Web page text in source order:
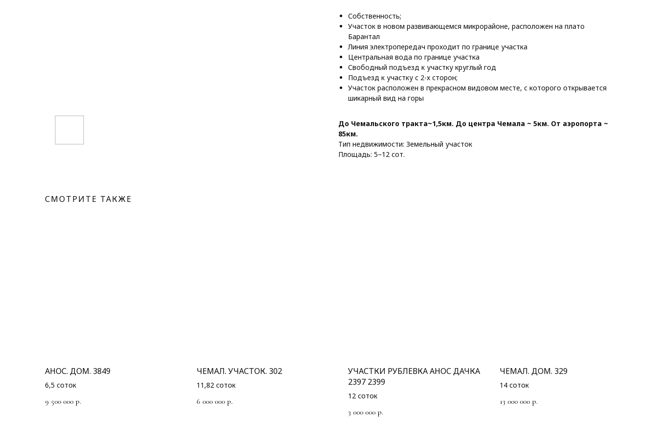
Собственность;
Участок в новом развивающемся микрорайоне, расположен на плато
Барантал
Линия электропередач проходит по границе участка
Центральная вода по границе участка
Свободный подъезд к участку круглый год
Подъезд к участку с 2-х сторон;
Участок расположен в прекрасном видовом месте, с которого открывается
шикарный вид на горы
До Чемальского тракта~1,5км. До центра Чемала ~ 5км. От аэропорта ~
85км.
Тип недвижимости: Земельный участок
Площадь: 5–12 сот.
СМОТРИТЕ ТАКЖЕ
АНОС. ДОМ. 3849
6,5 соток
9 500 000 р.
ЧЕМАЛ. УЧАСТОК. 302
11,82 соток
6 000 000 р.
УЧАСТКИ РУБЛЕВКА АНОС ДАЧКА
2397 2399
12 соток
3 000 000 р.
ЧЕМАЛ. ДОМ. 329
14 соток
13 000 000 р.